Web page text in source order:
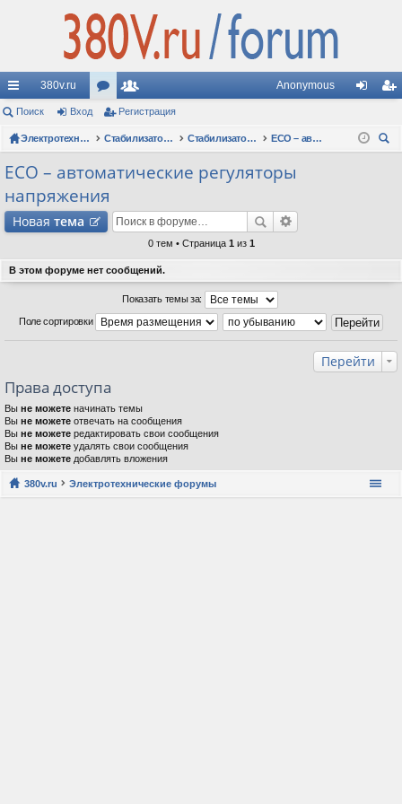
с
ы
лк
и
380v.ru
ор
ум
ол
ьз
ел
Anonymous
д ис
Поиск Вход Регистрация
Электротехнические форумы Стабилизаторы напряжения Стабилизаторы Oberon: вопросы по моделям
ECO – автоматические регуляторы напряжения
ECO – автоматические регуляторы
напряжения
Новая тема
0 тем • Страница 1 из 1
В этом форуме нет сообщений.
Показать темы за:
Поле сортировки
Перейти
Права доступа
Вы не можете начинать темы
Вы не можете отвечать на сообщения
Вы не можете редактировать свои сообщения
Вы не можете удалять свои сообщения
Вы не можете добавлять вложения
380v.ru Электротехнические форумы